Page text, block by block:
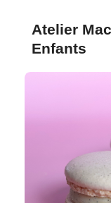
Atelier
Enfants